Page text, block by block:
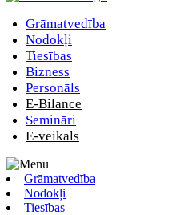
Grāmatvedība
Nodokļi
Tiesības
Bizness
Personāls
E-Bilance
Semināri
E-veikals
Grāmatvedība
Nodokļi
Tiesības